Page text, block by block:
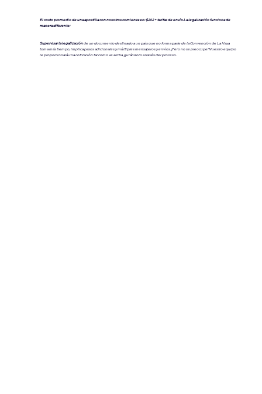
El costo promedio de una apostilla con nosotros comienza en: $202 + tarifas de envío.La legalización funciona de
manera diferente:
Supervisar la legalizaciónde un documento destinado a un país que no forma parte de la Convención de La Haya
toma más tiempo, implica pasos adicionales y múltiples mensajeros y envíos. ¡Pero no se preocupe! Nuestro equipo
le proporcionará una cotización tal como ve arriba, guiándolo a través del proceso.